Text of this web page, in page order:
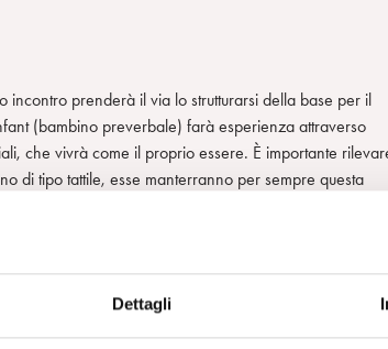
Dettagli
prenderà il via lo strutturarsi della base per il
(bambino preverbale) farà esperienza attraverso
che vivrà come il proprio essere. È importante
di tipo tattile, esse manterranno per sempre questa
del pensiero simbolico”.
vissute ad esempio nel rapporto con la parete
prodromi di ciò che sarà un senso dello spazio e del
nasciamo già in un’intercorporeità e intersoggettività,